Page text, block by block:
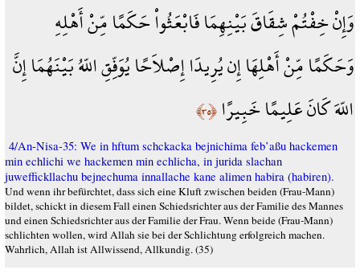
وَإِنْ خِفْتُمْ شِقَاقَ بَيْنِهِمَا فَابْعَثُواْ حَكَمًا مِّنْ أَهْلِهِ
وَحَكَمًا مِّنْ أَهْلِهَا إِن يُرِيدَا إِصْلاَحًا يُوَفِّقِ اللّهُ بَيْنَهُمَا إِنَّ
اللّهَ كَانَ عَلِيمًا خَبِيرًا﴿٣٥﴾
4/An-Nisa-35: We in hftum schckacka bejnichima feb’aßu hackemen
min echlichi we hackemen min echlicha, in jurida slachan
juweffickllachu bejnechuma innallache kane alimen habira (habiren).
Und wenn ihr befürchtet, dass sich eine Kluft zwischen beiden (Frau-Mann)
bildet, schickt in diesem Fall einen Schiedsrichter aus der Familie des Mannes
und einen Schiedsrichter aus der Familie der Frau. Wenn beide (Frau-Mann)
schlichten wollen, wird Allah sie bei der Schlichtung erfolgreich machen.
Wahrlich, Allah ist Allwissend, Allkundig. (35)